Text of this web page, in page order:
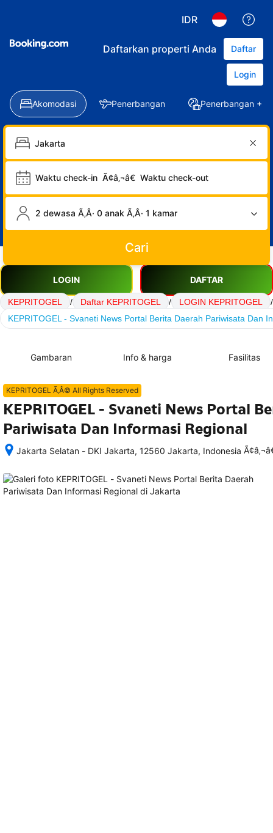
IDR
Daftarkan properti Anda Daftar
Login
Akomodasi Penerbangan Penerbangan +
Waktu check-in Ã¢â‚¬â€ Waktu check-out
2 dewasa Ã‚Â· 0 anak Ã‚Â· 1 kamar
Cari
LOGIN DAFTAR
KEPRITOGEL / Daftar KEPRITOGEL / LOGIN KEPRITOGEL
/
KEPRITOGEL - Svaneti News Portal Berita Daerah Pariwisata Dan
Gambaran Info & harga Fasilitas
KEPRITOGEL Ã‚Â© All Rights Reserved
KEPRITOGEL - Svaneti News Portal
Pariwisata Dan Informasi Regional
Jakarta Selatan - DKI Jakarta, 12560 Jakarta, Indonesia
memesan,
semua